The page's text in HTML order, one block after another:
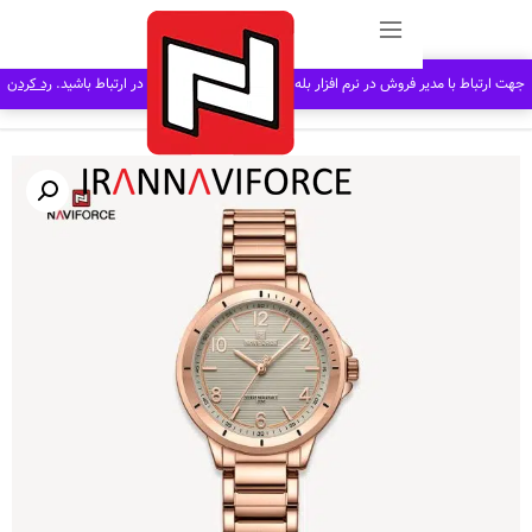
بند فلزی ساعت مچی زنانه نیوی فورس Naviforce NF 5021 افزار بله به شماره 09122642339 در ارتباط باشید. رد کردن